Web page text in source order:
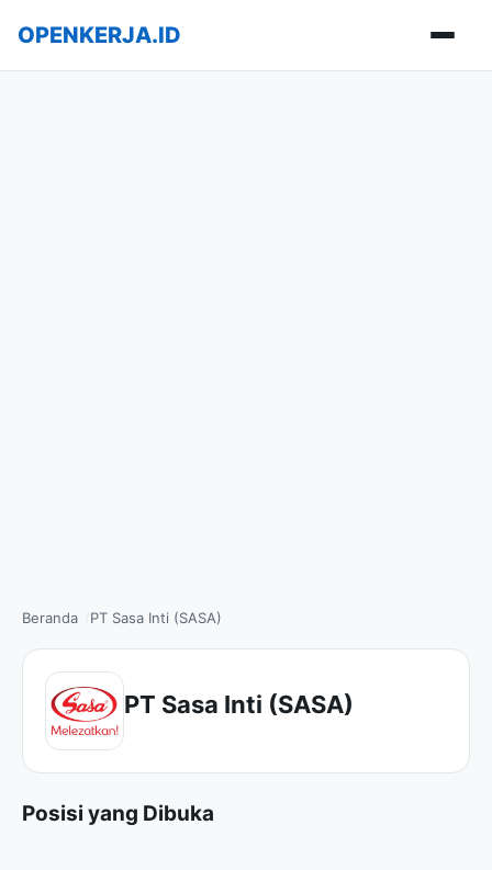
OPENKERJA.ID
Beranda PT Sasa Inti (SASA)
PT Sasa Inti (SASA)
Posisi yang Dibuka